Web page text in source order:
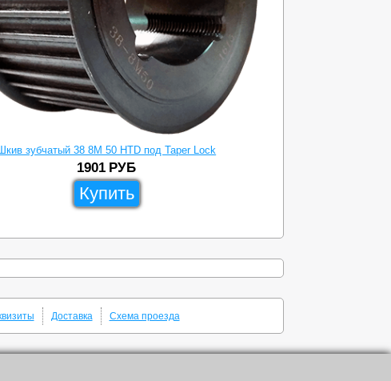
зубчатый 38 8M 50 HTD под Taper Lock
1901 РУБ
Купить
Доставка Схема проезда